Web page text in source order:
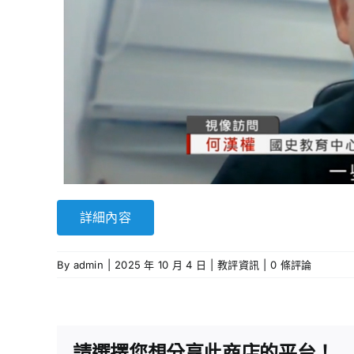
詳細內容
By admin 2025 年 10 月 4 日 教評資訊 0 條評論